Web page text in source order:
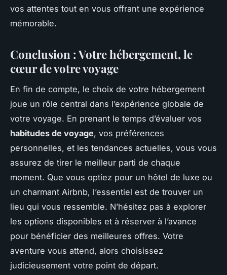
vos attentes tout en vous offrant une expérience
mémorable.
Conclusion : Votre hébergement, le
cœur de votre voyage
En fin de compte, le choix de votre hébergement
joue un rôle central dans l’expérience globale de
votre voyage. En prenant le temps d’évaluer vos
habitudes de voyage, vos préférences
personnelles, et les tendances actuelles, vous vous
assurez de tirer le meilleur parti de chaque
moment. Que vous optiez pour un hôtel de luxe ou
un charmant Airbnb, l’essentiel est de trouver un
lieu qui vous ressemble. N’hésitez pas à explorer
les options disponibles et à réserver à l’avance
pour bénéficier des meilleures offres. Votre
aventure vous attend, alors choisissez
judicieusement votre point de départ.